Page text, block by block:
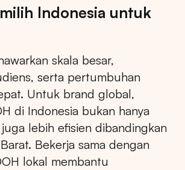
Indonesia untuk
skala besar,
serta pertumbuhan
Untuk brand global,
di Indonesia bukan hanya
lebih efisien dibandingkan
Bekerja sama dengan
lokal membantu